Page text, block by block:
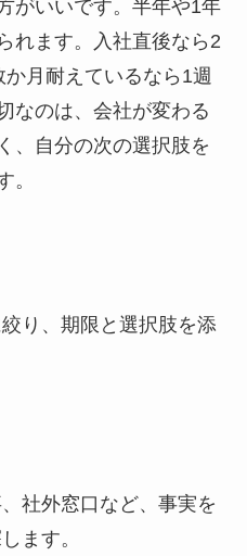
がいいです。半年や1年
れます。入社直後なら2
月耐えているなら1週
なのは、会社が変わる
、自分の次の選択肢を
。
り、期限と選択肢を添
社外窓口など、事実を
ます。